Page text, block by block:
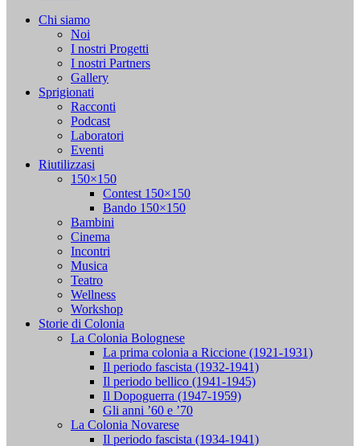
Chi siamo
Noi
I nostri Progetti
I nostri Partners
Gallery
Sprigionati
Racconti
Podcast
Laboratori
Eventi
Riutilizzasi
150×150
Contest 150×150
Bando 150×150
Bambini
Cinema
Incontri
Musica
Teatro
Wellness
Workshop
Storie di Colonia
La Colonia Bolognese
La prima colonia a Riccione (1921-1931)
Il periodo fascista (1932-1941)
Il periodo bellico (1941-1945)
Il Dopoguerra (1947-1959)
Gli anni ’60 e ’70
La Colonia Novarese
Il periodo fascista (1934-1941)